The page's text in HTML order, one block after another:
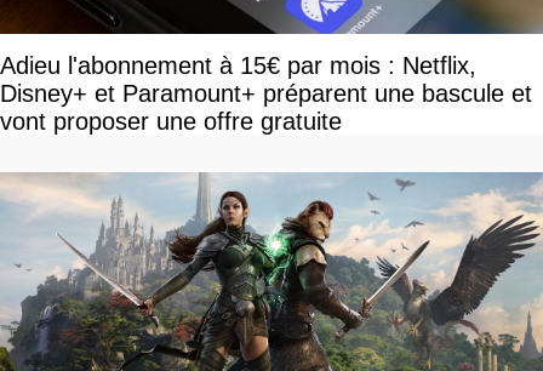
Adieu l'abonnement à 15€ par mois : Netflix,
Disney+ et Paramount+ préparent une bascule et
vont proposer une offre gratuite